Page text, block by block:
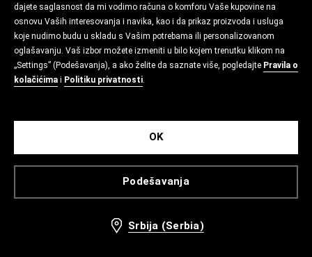
dajete saglasnost da mi vodimo računa o komforu Vaše kupovine na
osnovu Vaših interesovanja i navika, kao i da prikaz proizvoda i usluga
koje nudimo budu u skladu s Vašim potrebama ili personalizovanom
oglašavanju. Vaš izbor možete izmeniti u bilo kojem trenutku klikom na
„Settings” (Podešavanja), a ako želite da saznate više, pogledajte Pravila o
kolačićima i Politiku privatnosti.
Podešavanja
OK
Srbija (Serbia)